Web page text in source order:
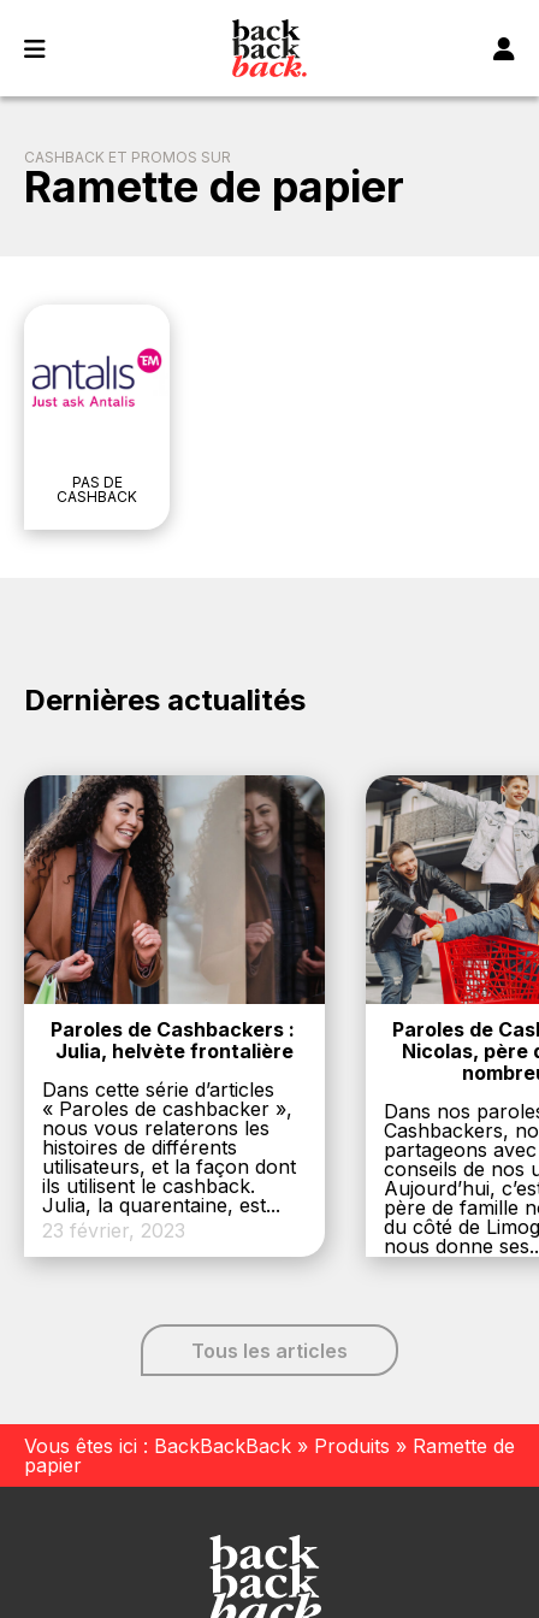
CASHBACK ET PROMOS SUR
Ramette de papier
PAS DE
CASHBACK
Dernières actualités
Paroles de Cashbackers :
Julia, helvète frontalière
Dans cette série d’articles
« Paroles de cashbacker »,
nous vous relaterons les
histoires de différents
utilisateurs, et la façon dont
ils utilisent le cashback.
Julia, la quarentaine, est...
23 février, 2023
Paroles de
Nicolas, père
Dans nos
Cashbackers,
partageons
conseils de nos
Aujourd’hui,
père de famille
du côté de
nous donne
Tous les articles
Vous êtes ici : BackBackBack » Produits » Ramette de
papier